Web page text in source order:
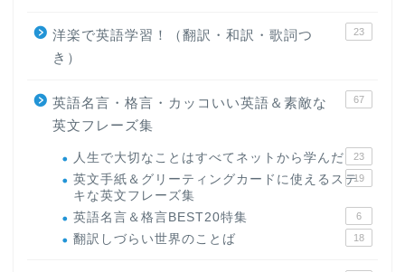
洋楽で英語学習！（翻訳・和訳・歌詞つ
き）
23
英語名言・格言・カッコいい英語＆素敵な
英文フレーズ集
67
人生で大切なことはすべてネットから学んだ 23
英文手紙＆グリーティングカードに使えるステ
キな英文フレーズ集
19
英語名言＆格言BEST20特集 6
翻訳しづらい世界のことば 18